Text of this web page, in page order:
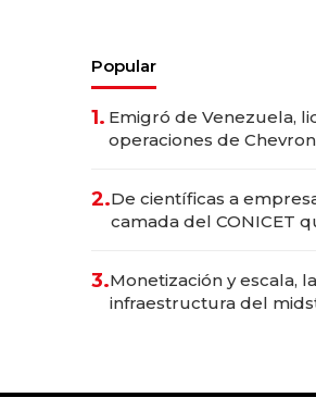
Popular
1. Emigró de Venezuela,
operaciones de
2.De científicas a
camada del CONICET
3.Monetización y escala, la
infraestructura del